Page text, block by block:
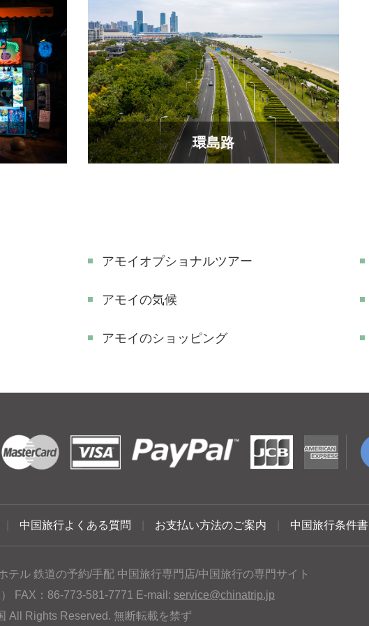
環島路
アモイオプショナルツアー
アモイの気候
アモイのショッピング
中国旅行よくある質問 お支払い方法のご案内 中国旅行条件書
テル 鉄道の予約/手配 中国旅行専門店/中国旅行の専門サイト
FAX：86-773-581-7771 E-mail: service@chinatrip.jp
All Rights Reserved. 無断転載を禁ず